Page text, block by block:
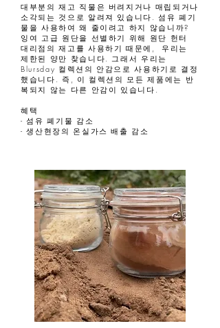
대부분의 재고 직물은 버려지거나 매립되거나
소각되는 것으로 알려져 있습니다. 섬유 폐기
물을 사용하여 왜 줄이려고 하지 않습니까?
잉여 고급 원단을 선별하기 위해 원단 헌터
대리점의 재고를 사용하기 때문에, 우리는
제한된 양만 찾습니다. 그래서 우리는
Blursday 컬렉션의 안감으로 사용하기로 결정
했습니다. 즉, 이 컬렉션의 모든 제품에는 반
복되지 않는 다른 안감이 있습니다.
혜택
- 섬유 폐기물 감소
- 생산현장의 온실가스 배출 감소